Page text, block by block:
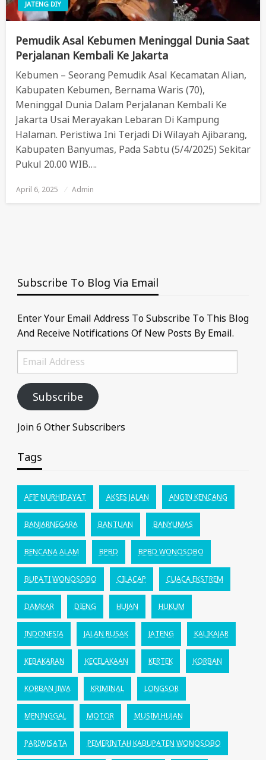
JATENG DIY
Pemudik Asal Kebumen Meninggal Dunia Saat
Perjalanan Kembali Ke Jakarta
Kebumen – Seorang Pemudik Asal Kecamatan Alian,
Kabupaten Kebumen, Bernama Waris (70),
Meninggal Dunia Dalam Perjalanan Kembali Ke
Jakarta Usai Merayakan Lebaran Di Kampung
Halaman. Peristiwa Ini Terjadi Di Wilayah Ajibarang,
Kabupaten Banyumas, Pada Sabtu (5/4/2025) Sekitar
Pukul 20.00 WIB….
Posted
On
April 6, 2025 Admin
Subscribe To Blog Via Email
Enter Your Email Address To Subscribe To This Blog
And Receive Notifications Of New Posts By Email.
Email
Address
Subscribe
Join 6 Other Subscribers
Tags
AFIF NURHIDAYAT AKSES JALAN ANGIN KENCANG
BANJARNEGARA BANTUAN BANYUMAS
BENCANA ALAM BPBD BPBD WONOSOBO
BUPATI WONOSOBO CILACAP CUACA EKSTREM
DAMKAR DIENG HUJAN HUKUM
INDONESIA JALAN RUSAK JATENG KALIKAJAR
KEBAKARAN KECELAKAAN KERTEK KORBAN
KORBAN JIWA KRIMINAL LONGSOR
MENINGGAL MOTOR MUSIM HUJAN
PARIWISATA PEMERINTAH KABUPATEN WONOSOBO